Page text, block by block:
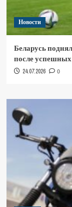
Новости
Беларусь
после
24.07.2026 0